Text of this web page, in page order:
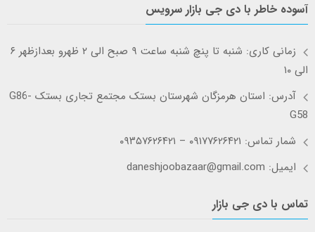
آسوده خاطر با دی جی بازار سرویس
زمانی کاری: شنبه تا پنچ شنبه ساعت ۹ صبح الی ۲ ظهرو بعدازظهر ۶
الی ۱۰
آدرس: استان هرمزگان شهرستان بستک مجتمع تجاری بستک G86-
G58
شمار تماس: ۰۹۱۷۷۶۲۶۴۲۱ – ۰۹۳۵۷۶۲۶۴۲۱
ایمیل: daneshjoobazaar@gmail.com
تماس با دی جی بازار